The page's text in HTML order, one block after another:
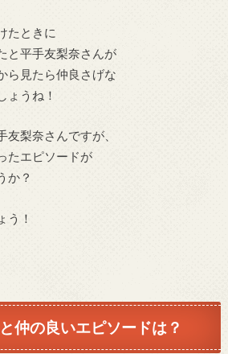
たときに
と平手友梨奈さんが
ら見たら仲良さげな
ょうね！
梨奈さんですが、
たエピソードが
か？
う！
仲の良いエピソードは？